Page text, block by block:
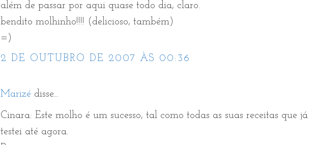
além de passar por aqui quase todo dia, claro.
bendito molhinho!!!! (delicioso, também)
=)
2 DE OUTUBRO DE 2007 ÀS 00:36
Marizé disse...
Cinara: Este molho é um sucesso, tal como todas as suas receitas que já
testei até agora.